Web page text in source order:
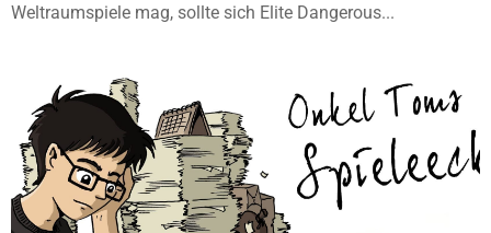
Weltraumspiele mag, sollte sich Elite Dangerous...